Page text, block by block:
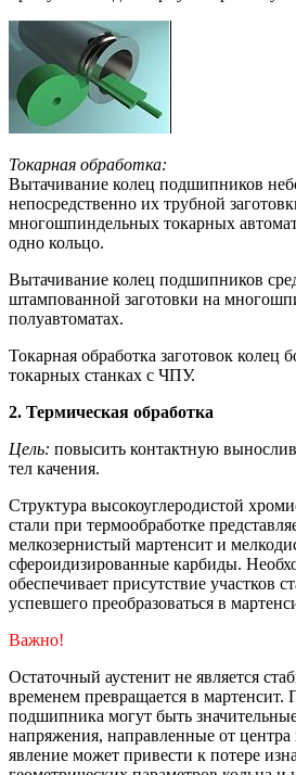
Токарная обработка:
Вытачивание колец подшипников
непосредственно их трубной
многошпиндельных токарных
одно кольцо.
Вытачивание колец подшипников
штампованной заготовки на
полуавтоматах.
Токарная обработка заготовок колец
токарных станках с ЧПУ.
2. Термическая обработка
Цель: повысить контактную
тел качения.
Структура высокоуглеродистой
стали при термообработке
мелкозернистый мартенсит и
сфероидизированные карбиды.
обеспечивает присутствие участков
успевшего преобразоваться в
Важно!
Остаточный аустенит не является
временем превращается в мартенсит.
подшипника могут быть
напряжения, направленные от
явление может привести к потере